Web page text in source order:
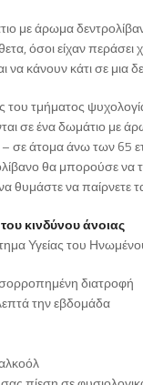
με άρωμα
όσοι είχαν
να κάνουν κάτι σε μια
τμήματος
σε ένα δωμάτιο με
σε άτομα άνω των 65
θα μπορούσε να
θυμάστε να
κινδύνου άνοιας
Υγείας του Ηνωμένου
ισορροπημένη διατροφή
την εβδομάδα